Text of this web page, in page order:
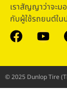
© 2025 Dunlop Tire
เราสัญญาว่าจะ
กับผู้ใช้รถยนต์ใน